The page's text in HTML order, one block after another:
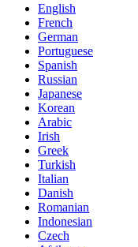
English
French
German
Portuguese
Spanish
Russian
Japanese
Korean
Arabic
Irish
Greek
Turkish
Italian
Danish
Romanian
Indonesian
Czech